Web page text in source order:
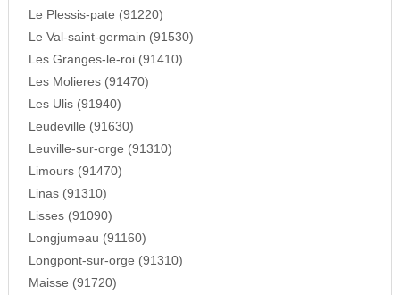
Le Plessis-pate (91220)
Le Val-saint-germain (91530)
Les Granges-le-roi (91410)
Les Molieres (91470)
Les Ulis (91940)
Leudeville (91630)
Leuville-sur-orge (91310)
Limours (91470)
Linas (91310)
Lisses (91090)
Longjumeau (91160)
Longpont-sur-orge (91310)
Maisse (91720)